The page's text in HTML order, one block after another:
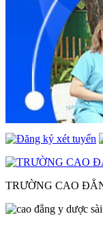
TRƯỜNG CAO